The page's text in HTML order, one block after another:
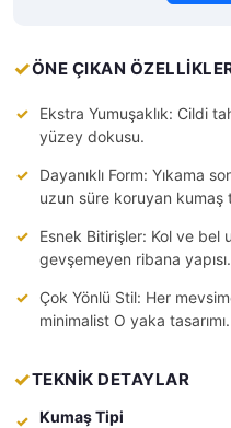
ÖNE ÇIKAN
Ekstra Yumuşaklık: Cildi
yüzey dokusu.
Dayanıklı Form: Yıkama
uzun süre koruyan kumaş
Esnek Bitirişler: Kol ve bel
gevşemeyen ribana yapısı.
Çok Yönlü Stil: Her
minimalist O yaka tasarımı.
TEKNİK DETAYLAR
Kumaş Tipi